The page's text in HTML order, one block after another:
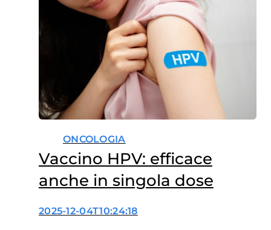
ONCOLOGIA
Vaccino HPV: efficace
anche in singola dose
2025-12-04T10:24:18